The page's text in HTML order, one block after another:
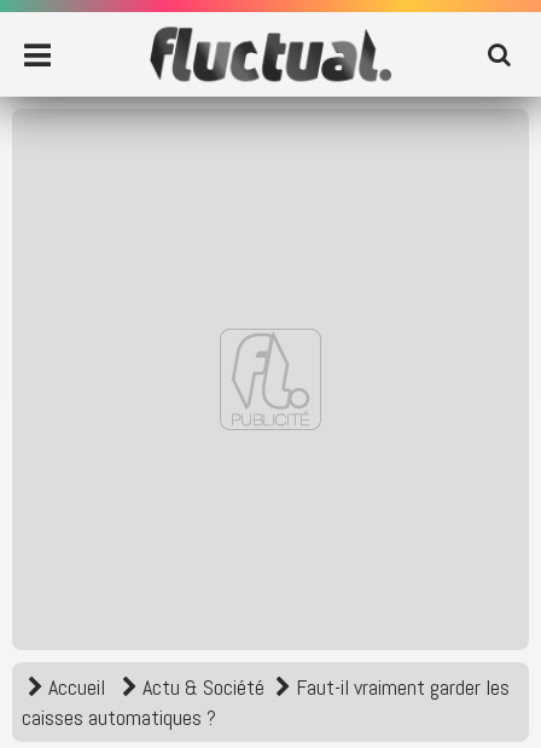
Accueil Actu & Société
Faut-il vraiment garder les
caisses automatiques ?